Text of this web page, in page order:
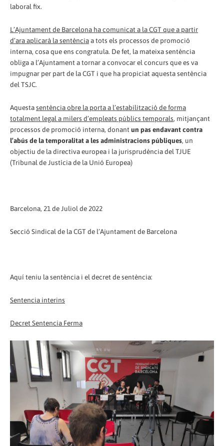
laboral fix.
L’Ajuntament de Barcelona ha comunicat a la CGT que a partir
d’ara aplicarà la sentènciaa tots els processos de promoció
interna, cosa que ens congratula. De fet, la mateixa sentència
obliga a l’Ajuntament a tornar a convocar el concurs que es va
impugnar per part de la CGT i que ha propiciat aquesta sentència
del TSJC.
Aquestasentència obre la porta a l’estabilització de forma
totalment legal a milers d’empleats públics temporals, mitjançant
processos de promoció interna, donant un pas endavant contra
l’abús de la temporalitat a les administracions públiques, un
objectiu de la directiva europea i la jurisprudència del TJUE
(Tribunal de Justícia de la Unió Europea)
Barcelona, 21 de Juliol de 2022
Secció Sindical de la CGT de l’Ajuntament de Barcelona
Aquí teniu la sentència i el decret de sentència:
Sentencia interins
Decret Sentencia Ferma